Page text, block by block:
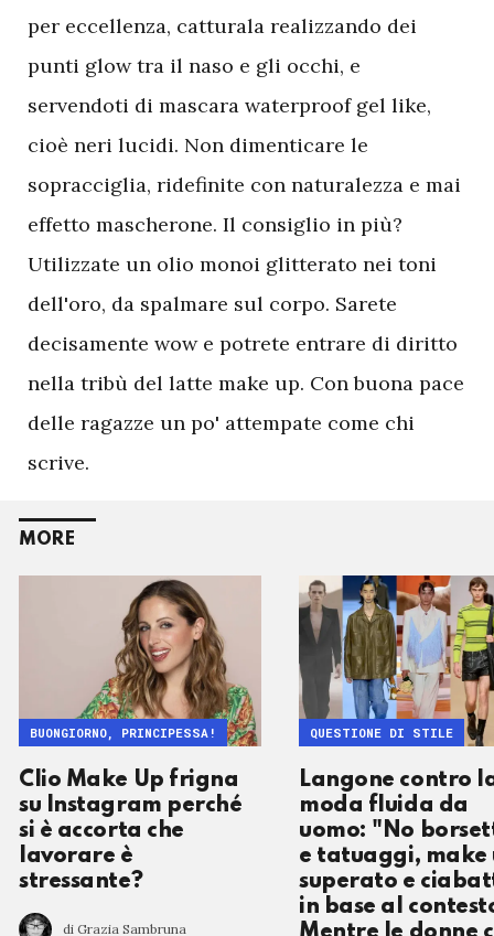
per eccellenza, catturala realizzando dei
punti glow tra il naso e gli occhi, e
servendoti di mascara waterproof gel like,
cioè neri lucidi. Non dimenticare le
sopracciglia, ridefinite con naturalezza e mai
effetto mascherone. Il consiglio in più?
Utilizzate un olio monoi glitterato nei toni
dell'oro, da spalmare sul corpo. Sarete
decisamente wow e potrete entrare di diritto
nella tribù del latte make up. Con buona pace
delle ragazze un po' attempate come chi
scrive.
MORE
Clio Make Up frigna
su Instagram perché
si è accorta che
lavorare è
stressante?
di Grazia Sambruna
BUONGIORNO, PRINCIPESSA!
Langone contro
moda fluida da
uomo: "No
e tatuaggi, make
superato e
in base al
QUESTIONE DI STILE